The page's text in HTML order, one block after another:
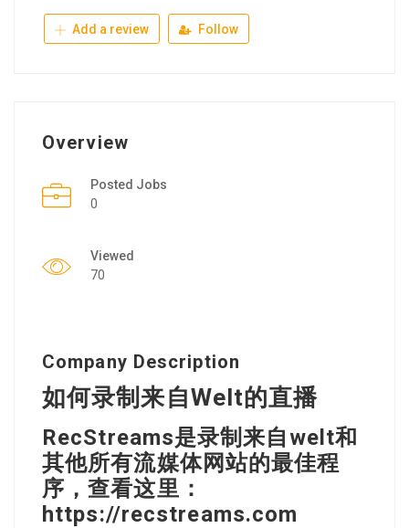
Add a review Follow
Overview
Posted Jobs
0
Viewed
70
Company Description
如何录制来自Welt的直播
RecStreams是录制来自welt和
其他所有流媒体网站的最佳程
序，查看这里：
https://recstreams.com